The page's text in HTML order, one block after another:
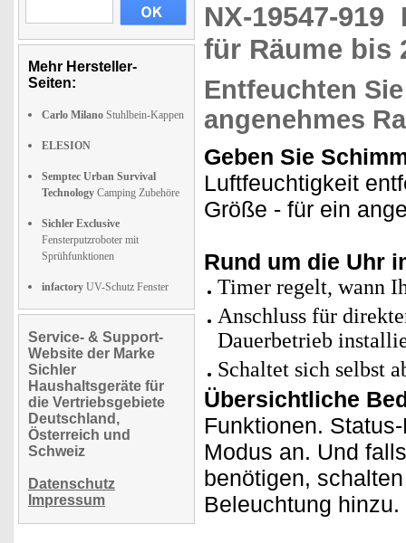
Mehr Hersteller-
Seiten:
Carlo Milano Stuhlbein-Kappen
ELESION
Semptec Urban Survival
Technology Camping Zubehöre
Sichler Exclusive
Fensterputzroboter mit
Sprühfunktionen
infactory UV-Schutz Fenster
Service- & Support-
Website der Marke
Sichler
Haushaltsgeräte für
die Vertriebsgebiete
Deutschland,
Österreich und
Schweiz
Datenschutz
Impressum
NX-19547-919
für Räume bis
Entfeuchten
angenehmes
Geben Sie
Luftfeuchtigkeit
Größe - für ein
Rund um die Uhr
Timer regelt, wann
Anschluss für
Dauerbetrieb
Schaltet sich selbst
Übersichtliche
Funktionen.
Modus an. Und
benötigen,
Beleuchtung hinzu.